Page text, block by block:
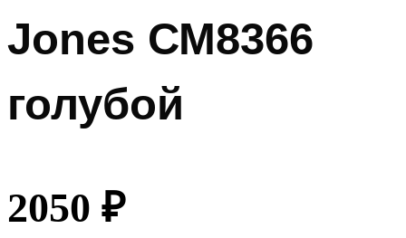
Jones СМ8366
голубой
2050 ₽